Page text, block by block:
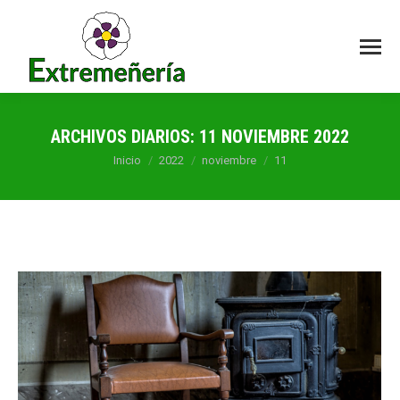
ARCHIVOS DIARIOS: 11 NOVIEMBRE 2022
Estás aquí:
Inicio 2022 noviembre 11